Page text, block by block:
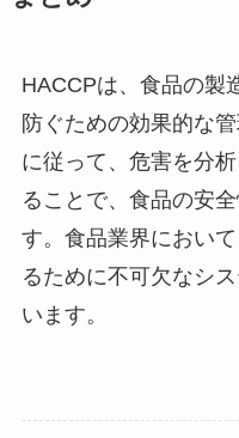
HACCPは、食品の製
防ぐための効果的な
に従って、危害を分
ることで、食品の安
す。食品業界におい
るために不可欠なシ
います。